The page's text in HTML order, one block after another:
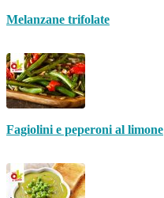
Melanzane trifolate
Fagiolini e peperoni al limone